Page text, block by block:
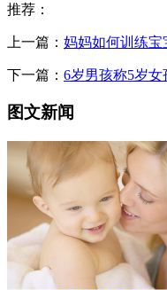
推荐：
上一篇： 妈妈如何训练宝
下一篇： 6岁男孩称5岁
图文新闻